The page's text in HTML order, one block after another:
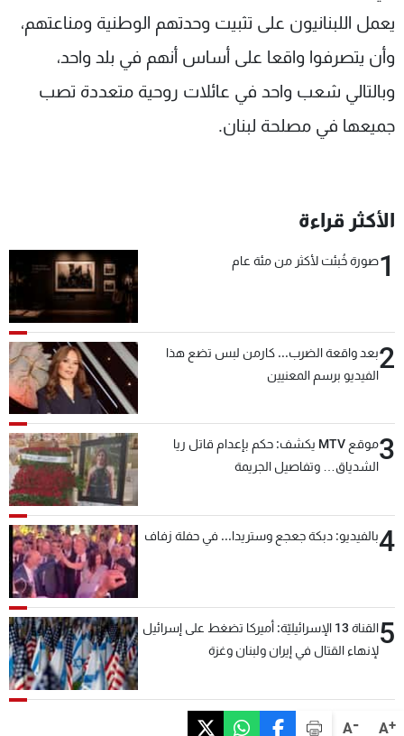
A+
A-
يعمل اللبنانيون على تثبيت وحدتهم الوطنية ومناعتهم،
وأن يتصرفوا واقعا على أساس أنهم في بلد واحد،
وبالتالي شعب واحد في عائلات روحية متعددة تصب
جميعها في مصلحة لبنان.
الأكثر قراءة
1صورة خُبئت لأكثر من مئة عام
2بعد واقعة الضرب... كارمن لبس تضع هذا
الفيديو برسم المعنيين
3
موقع MTV يكشف: حكم بإعدام قاتل ريا
الشدياق… وتفاصيل الجريمة
4بالفيديو: دبكة جعجع وستريدا... في حفلة زفاف
5
القناة 13 الإسرائيليّة: أميركا تضغط على إسرائيل
لإنهاء القتال في إيران ولبنان وغزة